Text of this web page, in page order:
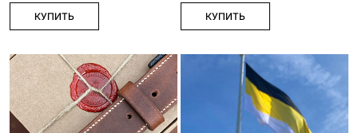
КУПИТЬ КУПИТЬ